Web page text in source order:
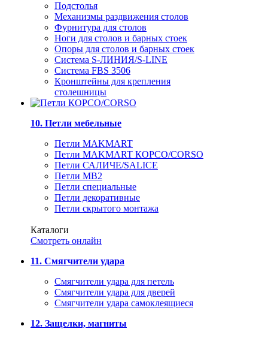
Подстолья
Механизмы раздвижения столов
Фурнитура для столов
Ноги для столов и барных стоек
Опоры для столов и барных стоек
Система S-ЛИНИЯ/S-LINE
Система FBS 3506
Кронштейны для крепления
столешницы
10. Петли мебельные
Петли MAKMART
Петли MAKMART КОРСО/CORSO
Петли САЛИЧЕ/SALICE
Петли MB2
Петли специальные
Петли декоративные
Петли скрытого монтажа
Каталоги
Смотреть онлайн
11. Смягчители удара
Смягчители удара для петель
Смягчители удара для дверей
Cмягчители удара самоклеящиеся
12. Защелки, магниты